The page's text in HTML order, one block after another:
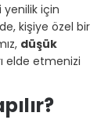
yenilik için
kişiye özel bir
düşük
elde etmenizi